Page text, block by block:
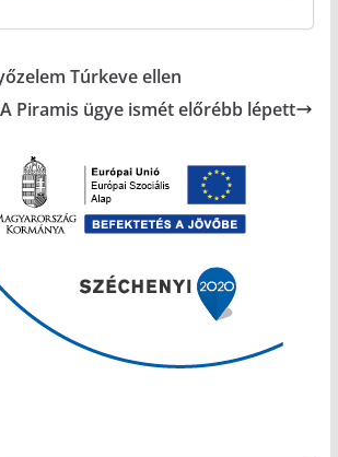
Túrkeve ellen
A Piramis ügye ismét előrébb lépett